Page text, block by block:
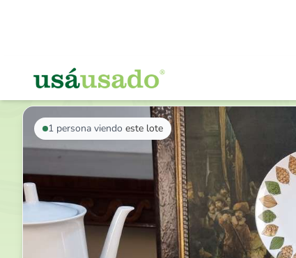
VOLVER AL LISTADO
1 persona viendo este lote